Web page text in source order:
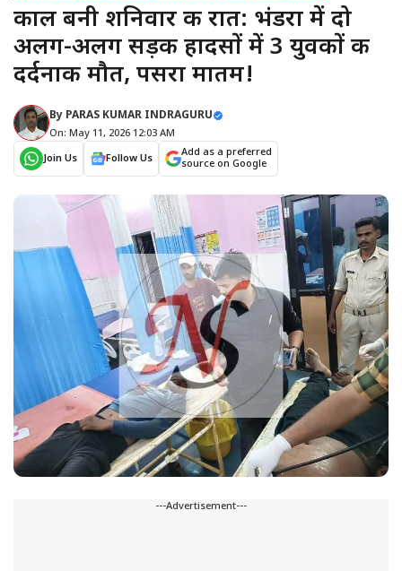
काल बनी शनिवार की रात: भंडरा में दो
अलग-अलग सड़क हादसों में 3 युवकों की
दर्दनाक मौत, पसरा मातम!
By PARAS KUMAR INDRAGURU
On: May 11, 2026 12:03 AM
Join Us
Follow Us
Add as a preferred
source on Google
---Advertisement---